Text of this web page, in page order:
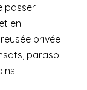
passer
en
privée
parasol